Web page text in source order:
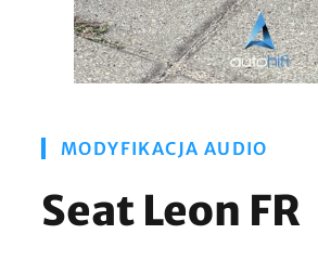
MODYFIKACJA AUDIO
Seat Leon FR